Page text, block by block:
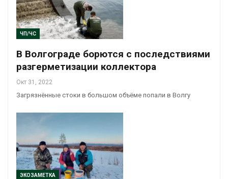
ЧП/ЧС
В Волгограде борются с последствиями
разгерметизации коллектора
Окт 31, 2022
Загрязнённые стоки в большом объёме попали в Волгу
ЭКОЗАМЕТКА